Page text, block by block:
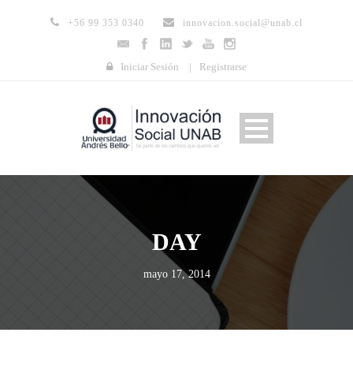
+56 99 353 0340 innovacion.social@unab.cl
Iniciar Sesión | Registrarse
DAY
mayo 17, 2014